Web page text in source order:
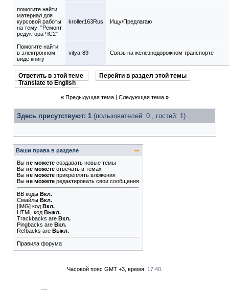
помогите найти
материал для
курсовой работы
на тему: "Ремонт
редуктора ЧС2"
kroller163Rus Ищу/Предлагаю
Помогите найти
в электронном
виде книгу
vitya-89 Связь на железнодорожном транспорте
Ответить в этой теме
Перейти в раздел этой темы
Translate to English
« Предыдущая тема| Следующая тема »
Здесь присутствуют: 1 (пользователей: 0 , гостей: 1)
Ваши права в разделе
Вы не можете создавать новые темы
Вы не можете отвечать в темах
Вы не можете прикреплять вложения
Вы не можете редактировать свои сообщения
BB коды Вкл.
Смайлы Вкл.
[IMG] код Вкл.
HTML код Выкл.
Trackbacks are Вкл.
Pingbacks are Вкл.
Refbacks are Выкл.
Правила форума
Часовой пояс GMT +3, время: 17:40.